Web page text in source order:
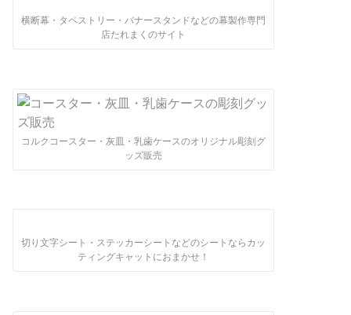
横断幕・タペストリー・バナースタンドなどの幕製作専門
店たれまくのサイト
コルクコースター・灰皿・乳歯ケースのオリジナル彫刻グ
ッズ販売
切り文字シート・ステッカーシートなどのシートならカッ
ティングキャットにおまかせ！